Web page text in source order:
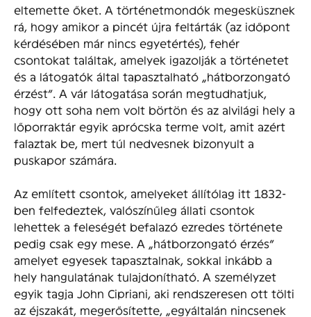
eltemette őket. A történetmondók megesküsznek
rá, hogy amikor a pincét újra feltárták (az időpont
kérdésében már nincs egyetértés), fehér
csontokat találtak, amelyek igazolják a történetet
és a látogatók által tapasztalható „hátborzongató
érzést”. A vár látogatása során megtudhatjuk,
hogy ott soha nem volt börtön és az alvilági hely a
lőporraktár egyik aprócska terme volt, amit azért
falaztak be, mert túl nedvesnek bizonyult a
puskapor számára.
Az említett csontok, amelyeket állítólag itt 1832-
ben felfedeztek, valószínűleg állati csontok
lehettek a feleségét befalazó ezredes története
pedig csak egy mese. A „hátborzongató érzés”
amelyet egyesek tapasztalnak, sokkal inkább a
hely hangulatának tulajdonítható. A személyzet
egyik tagja John Cipriani, aki rendszeresen ott tölti
az éjszakát, megerősítette, „egyáltalán nincsenek